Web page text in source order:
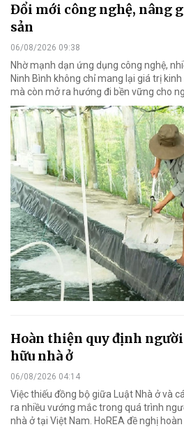
Đổi mới công nghệ, nâng
sản
06/08/2026 09:38
Nhờ mạnh dạn ứng dụng công nghệ,
Ninh Bình không chỉ mang lại giá trị
mà còn mở ra hướng đi bền vững cho
Hoàn thiện quy định
hữu nhà ở
06/08/2026 04:14
Việc thiếu đồng bộ giữa Luật Nhà ở và
ra nhiều vướng mắc trong quá trình
nhà ở tại Việt Nam. HoREA đề nghị